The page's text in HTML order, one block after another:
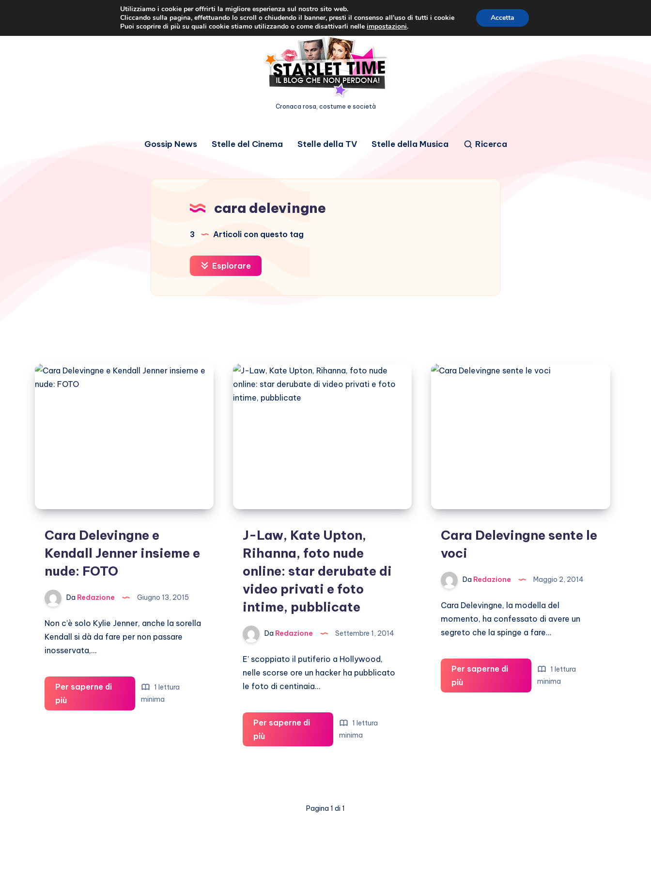
Cronaca rosa, costume e società
Gossip News Stelle del Cinema Stelle della TV Stelle della Musica Ricerca
cara delevingne
3 Articoli con questo tag
Esplorare
Cara Delevingne e
Kendall Jenner insieme e
nude: FOTO
Da Redazione Giugno 13, 2015
Non c’è solo Kylie Jenner, anche la sorella
Kendall si dà da fare per non passare
inosservata,…
Per saperne di
piùCara
Delevingne
1 lettura
minima
J-Law, Kate Upton,
Rihanna, foto nude
online: star derubate di
video privati e foto
intime, pubblicate
Da Redazione Settembre 1, 2014
E’ scoppiato il putiferio a Hollywood,
nelle scorse ore un hacker ha pubblicato
le foto di centinaia…
Per saperne di
piùJ-
Law,
1 lettura
minima
Cara Delevingne sente le
voci
Da Redazione Maggio 2, 2014
Cara Delevingne, la modella del
momento, ha confessato di avere un
segreto che la spinge a fare…
Per saperne di
piùCara
Delevingne
1 lettura
minima
Pagina 1 di 1
Utilizziamo i cookie per offrirti la migliore esperienza sul nostro sito web.
Cliccando sulla pagina, effettuando lo scroll o chiudendo il banner, presti il consenso all’uso di tutti i cookie
Puoi scoprire di più su quali cookie stiamo utilizzando o come disattivarli nelleimpostazioni.
Accetta